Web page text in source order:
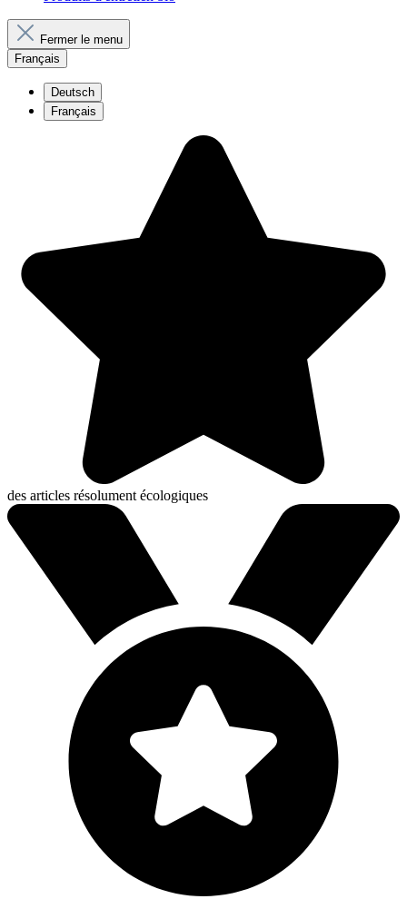
Fermer le menu
Français
Deutsch
Français
des articles résolument écologiques